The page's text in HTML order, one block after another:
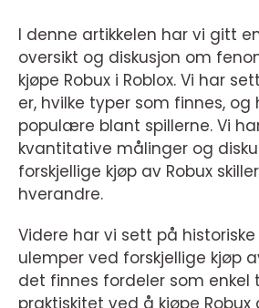
I denne artikkelen har vi gitt
oversikt og diskusjon om
kjøpe Robux i Roblox. Vi har
er, hvilke typer som finnes, og
populære blant spillerne. Vi
kvantitative målinger og
forskjellige kjøp av Robux
hverandre.
Videre har vi sett på
ulemper ved forskjellige kjøp
det finnes fordeler som enkel
praktiskitet ved å kjøpe Robux